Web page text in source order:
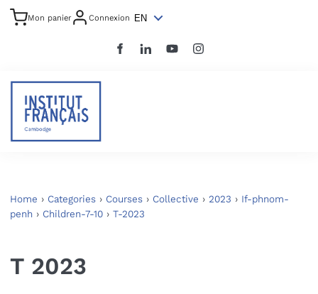
Mon panier Connexion EN
Home › Categories › Courses › Collective › 2023 › If-phnom-
penh › Children-7-10 › T-2023
T 2023